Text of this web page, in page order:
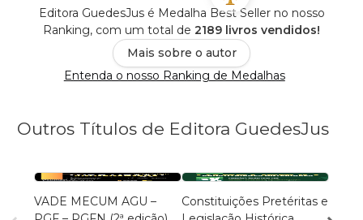
Editora GuedesJus é Medalha Best Seller no nosso
Ranking, com um total de 2189 livros vendidos!
Mais sobre o autor
Entenda o nosso Ranking de Medalhas
Outros Títulos de Editora GuedesJus
VADE MECUM AGU –
Constituições Pretéritas e